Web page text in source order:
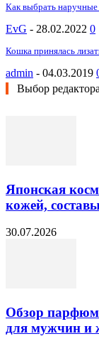
Как выбрать
EvG - 28.02.2022 0
Кошка принялась
admin - 04.03.2019
Выбор редактора
Японская
кожей,
30.07.2026
Обзор
для мужчин и